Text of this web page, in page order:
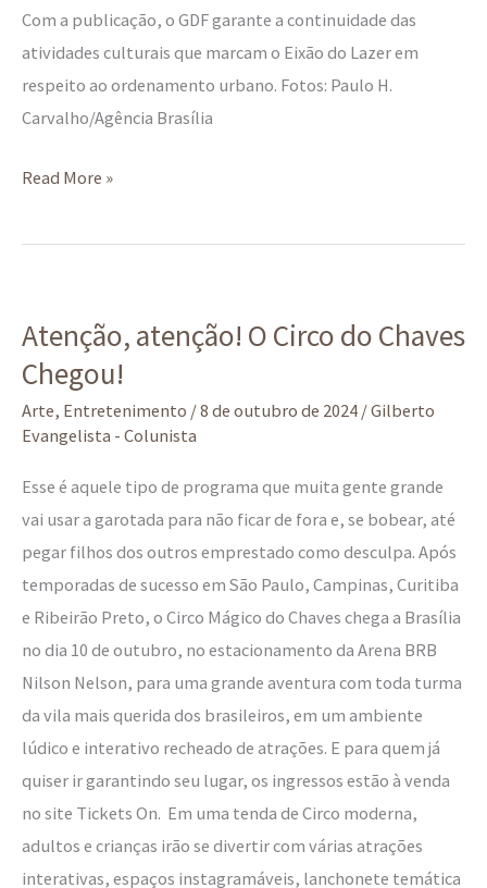
Com a publicação, o GDF garante a continuidade das
atividades culturais que marcam o Eixão do Lazer em
respeito ao ordenamento urbano. Fotos: Paulo H.
Carvalho/Agência Brasília
Read More »
Atenção, atenção! O Circo do Chaves
Chegou!
Arte, Entretenimento /8 de outubro de 2024 /Gilberto
Evangelista - Colunista
Esse é aquele tipo de programa que muita gente grande
vai usar a garotada para não ficar de fora e, se bobear, até
pegar filhos dos outros emprestado como desculpa. Após
temporadas de sucesso em São Paulo, Campinas, Curitiba
e Ribeirão Preto, o Circo Mágico do Chaves chega a Brasília
no dia 10 de outubro, no estacionamento da Arena BRB
Nilson Nelson, para uma grande aventura com toda turma
da vila mais querida dos brasileiros, em um ambiente
lúdico e interativo recheado de atrações. E para quem já
quiser ir garantindo seu lugar, os ingressos estão à venda
no site Tickets On. Em uma tenda de Circo moderna,
adultos e crianças irão se divertir com várias atrações
interativas, espaços instagramáveis, lanchonete temática
atenção!
O
Circo
do
Chegou!